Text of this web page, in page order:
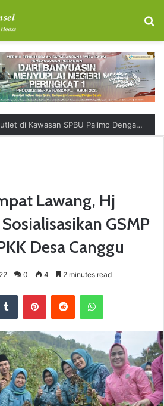
Seven Days Buka Outlet di Kawasan SPBU Palimo Dengan Konsep One Stop Hangout Destination
Lawang, Hj
GSMP
Desa Canggu
0 4 2 minutes read